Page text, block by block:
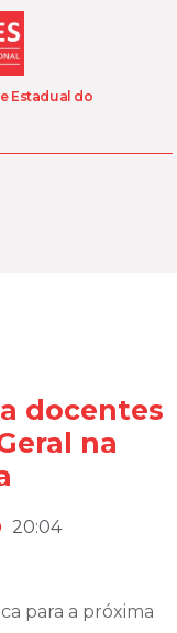
Estadual do
docentes
na
20:04
para a próxima